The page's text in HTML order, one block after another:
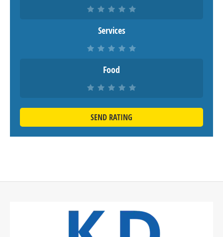
Services
Food
SEND RATING